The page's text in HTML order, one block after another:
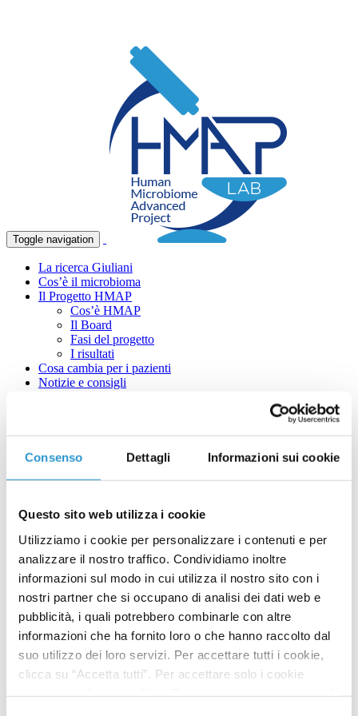
Consenso Dettagli Informazioni sui cookie
Questo sito web utilizza i cookie
Utilizziamo i cookie per personalizzare i contenuti e per
analizzare il nostro traffico. Condividiamo inoltre
informazioni sul modo in cui utilizza il nostro sito con i
nostri partner che si occupano di analisi dei dati web e
pubblicità, i quali potrebbero combinarle con altre
informazioni che ha fornito loro o che hanno raccolto dal
suo utilizzo dei loro servizi. Per accettare tutti i cookie,
clicca su “Accetta tutti”. Per accettare solo i cookie
Toggle navigation
La ricerca Giuliani
Cos’è il microbioma
Il Progetto HMAP
Cos’è HMAP
Il Board
Fasi del progetto
I risultati
Cosa cambia per i pazienti
Notizie e consigli
L’integrazione di precisione